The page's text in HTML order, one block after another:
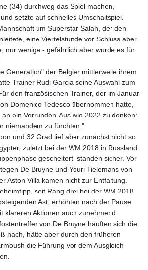
(34) durchweg das Spiel machen,
setzte auf schnelles Umschaltspiel.
um Superstar Salah, der den
eine Viertelstunde vor Schluss aber
nur wenige - gefährlich aber wurde es für
Generation" der Belgier mittlerweile ihrem
Trainer Rudi Garcia seine Auswahl zum
den französischen Trainer, der im Januar
Domenico Tedesco übernommen hatte,
ein Vorrunden-Aus wie 2022 zu denken:
niemandem zu fürchten."
und 32 Grad lief aber zunächst nicht so
zuletzt bei der WM 2018 in Russland
gescheitert, standen sicher. Vor
De Bruyne und Youri Tielemans von
Aston Villa kamen nicht zur Entfaltung.
seit Rang drei bei der WM 2018
Ast, erhöhten nach der Pause
klareren Aktionen auch zunehmend
von De Bruyne häuften sich die
nach, hätte aber durch den früheren
die Führung vor dem Ausgleich